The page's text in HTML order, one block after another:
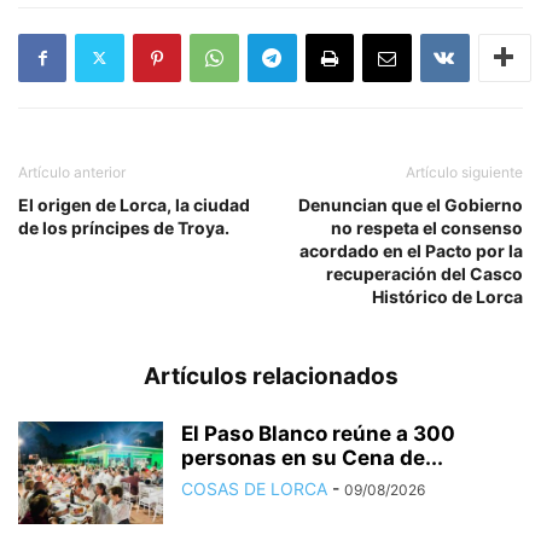
Artículo anterior
El origen de Lorca, la ciudad
de los príncipes de Troya.
Artículo siguiente
Denuncian que el Gobierno
no respeta el consenso
acordado en el Pacto por la
recuperación del Casco
Histórico de Lorca
Artículos relacionados
El Paso Blanco reúne a 300
personas en su Cena de...
COSAS DE LORCA - 09/08/2026